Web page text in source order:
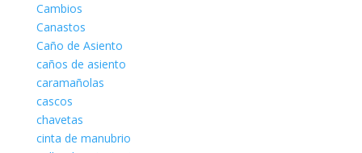
Cambios
Canastos
Caño de Asiento
caños de asiento
caramañolas
cascos
chavetas
cinta de manubrio